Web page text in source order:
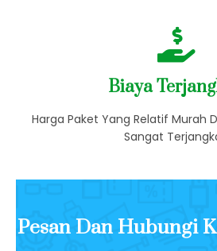
Biaya
Harga Paket Yang Relatif Murah
Sangat
Pesan Dan Hubungi